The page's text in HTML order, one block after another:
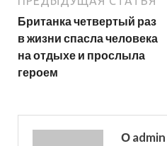
Британка четвертый раз
в жизни спасла человека
на отдыхе и прослыла
героем
О admin